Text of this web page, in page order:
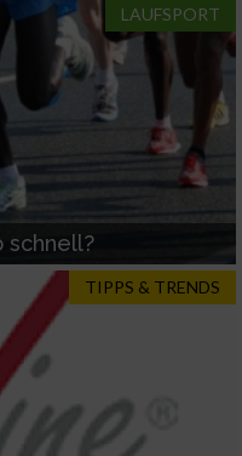
LAUFSPORT
schnell?
TIPPS & TRENDS